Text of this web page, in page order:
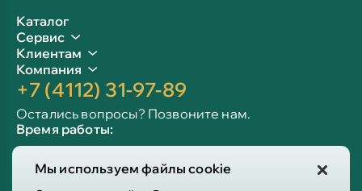
Мы используем файлы cookie
Каталог
Сервис
Клиентам
Компания
+7 (4112) 31-97-89
Остались вопросы? Позвоните нам.
Время работы:
Сб-вс: 10:00 - 19:00